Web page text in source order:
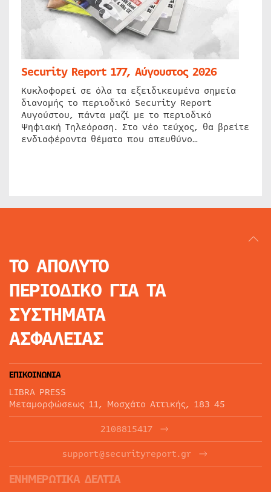
Security Report 177, Αύγουστος 2026
Κυκλοφορεί σε όλα τα εξειδικευμένα σημεία
διανομής το περιοδικό Security Report
Αυγούστου, πάντα μαζί με το περιοδικό
Ψηφιακή Τηλεόραση. Στο νέο τεύχος, θα βρείτε
ενδιαφέροντα θέματα που απευθύνο…
ΤΟ ΑΠΟΛΥΤΟ
ΠΕΡΙΟΔΙΚΟ ΓΙΑ ΤΑ
ΣΥΣΤΗΜΑΤΑ
ΑΣΦΑΛΕΙΑΣ
ΕΠΙΚΟΙΝΩΝΙΑ
LIBRA PRESS
Μεταμορφώσεως 11, Μοσχάτο Αττικής, 183 45
2108815417
support@securityreport.gr
ΕΝΗΜΕΡΩΤΙΚΑ ΔΕΛΤΙΑ